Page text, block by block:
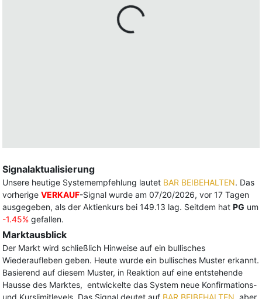
Signalaktualisierung
Unsere heutige Systemempfehlung lautet BAR BEIBEHALTEN. Das
vorherige VERKAUF-Signal wurde am 07/20/2026, vor 17 Tagen
ausgegeben, als der Aktienkurs bei 149.13 lag. Seitdem hat PG um
-1.45% gefallen.
Marktausblick
Der Markt wird schließlich Hinweise auf ein bullisches
Wiederaufleben geben. Heute wurde ein bullisches Muster erkannt.
Basierend auf diesem Muster, in Reaktion auf eine entstehende
Hausse des Marktes, entwickelte das System neue Konfirmations-
und Kurslimitlevels. Das Signal deutet auf BAR BEIBEHALTEN , aber